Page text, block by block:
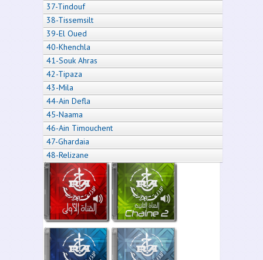
37-Tindouf
38-Tissemsilt
39-El Oued
40-Khenchla
41-Souk Ahras
42-Tipaza
43-Mila
44-Ain Defla
45-Naama
46-Ain Timouchent
47-Ghardaia
48-Relizane